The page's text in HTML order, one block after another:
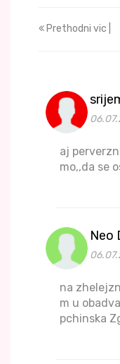
Prethodni vic |
aj
mo,,da se
Neo
na
m u
pchinska